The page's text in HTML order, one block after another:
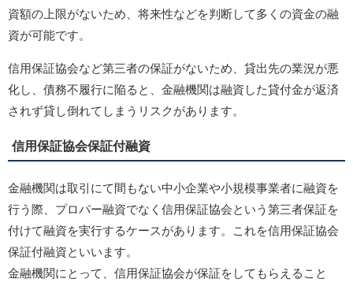
資額の上限がないため、将来性などを判断して多くの資金の融
資が可能です。
信用保証協会など第三者の保証がないため、貸出先の業況が悪
化し、債務不履行に陥ると、金融機関は融資した貸付金が返済
されず貸し倒れてしまうリスクがあります。
信用保証協会保証付融資
金融機関は取引にて間もない中小企業や小規模事業者に融資を
行う際、プロパー融資でなく信用保証協会という第三者保証を
付けて融資を実行するケースがあります。これを信用保証協会
保証付融資といいます。
金融機関にとって、信用保証協会が保証をしてもらえること